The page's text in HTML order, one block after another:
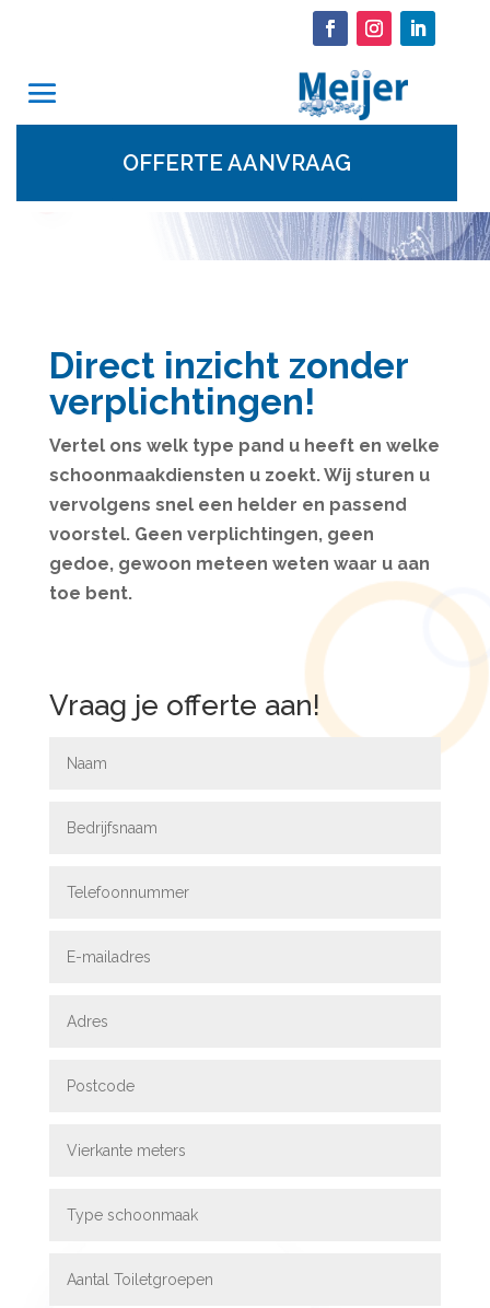
OFFERTE AANVRAAG
aanvraag | Deventer
schoonmaakdiensten op
één adres
Direct inzicht zonder
verplichtingen!
Vertel ons welk type pand u heeft en welke
schoonmaakdiensten u zoekt. Wij sturen u
vervolgens snel een helder en passend
voorstel. Geen verplichtingen, geen
gedoe, gewoon meteen weten waar u aan
toe bent.
Vraag je offerte aan!